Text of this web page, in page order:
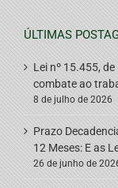
ÚLTIMAS
Lei nº 15.455,
combate ao
8 de julho de 2026
Prazo
12 Meses: E as
26 de junho de